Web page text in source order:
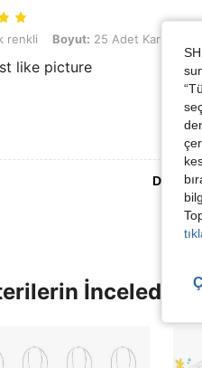
Boyut: 25 Adet Karışık (5.9in *
renkli Boyut: 25 Adet Karışık
like picture
Daha
İncelediği